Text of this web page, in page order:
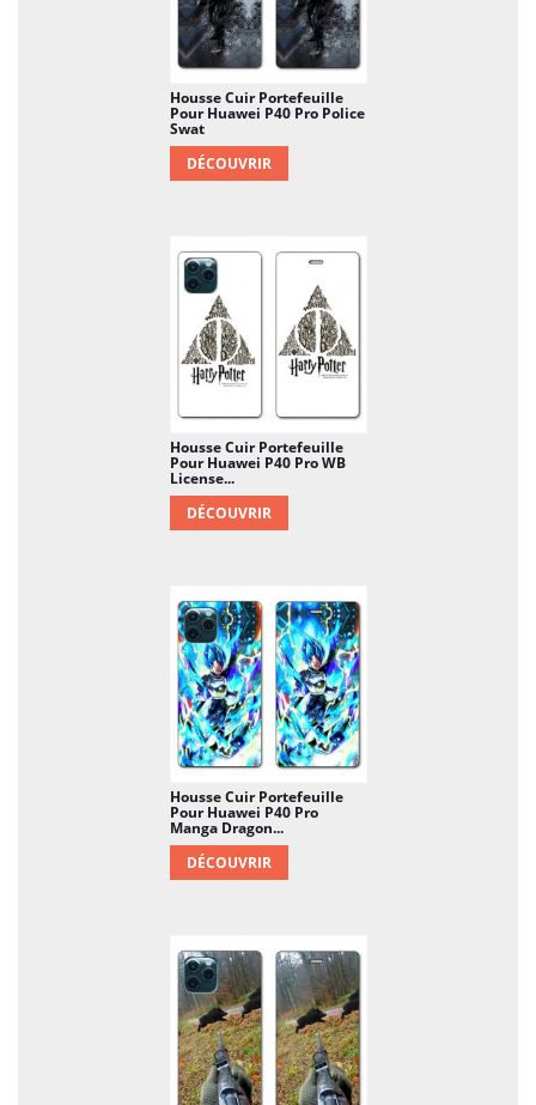
Housse Cuir Portefeuille
Pour Huawei P40 Pro Police
Swat
DÉCOUVRIR
Housse Cuir Portefeuille
Pour Huawei P40 Pro WB
License...
DÉCOUVRIR
Housse Cuir Portefeuille
Pour Huawei P40 Pro
Manga Dragon...
DÉCOUVRIR